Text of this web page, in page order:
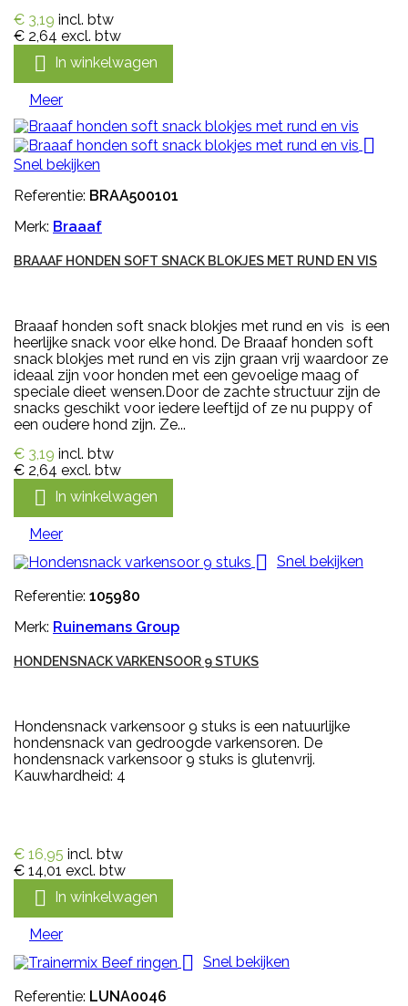
€ 3,19 incl. btw
€ 2,64 excl. btw
 In winkelwagen
Meer

Snel bekijken
Referentie: BRAA500101
Merk: Braaaf
BRAAAF HONDEN SOFT SNACK BLOKJES MET RUND EN VIS
Braaaf honden soft snack blokjes met rund en vis is een
heerlijke snack voor elke hond. De Braaaf honden soft
snack blokjes met rund en vis zijn graan vrij waardoor ze
ideaal zijn voor honden met een gevoelige maag of
speciale dieet wensen.Door de zachte structuur zijn de
snacks geschikt voor iedere leeftijd of ze nu puppy of
een oudere hond zijn. Ze...
€ 3,19 incl. btw
€ 2,64 excl. btw
 In winkelwagen
Meer
 Snel bekijken
Referentie: 105980
Merk: Ruinemans Group
HONDENSNACK VARKENSOOR 9 STUKS
Hondensnack varkensoor 9 stuks is een natuurlijke
hondensnack van gedroogde varkensoren. De
hondensnack varkensoor 9 stuks is glutenvrij.
Kauwhardheid: 4
€ 16,95 incl. btw
€ 14,01 excl. btw
 In winkelwagen
Meer
 Snel bekijken
Referentie: LUNA0046